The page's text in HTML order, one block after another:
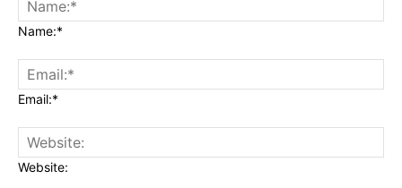
Name:*
Email:*
Website: